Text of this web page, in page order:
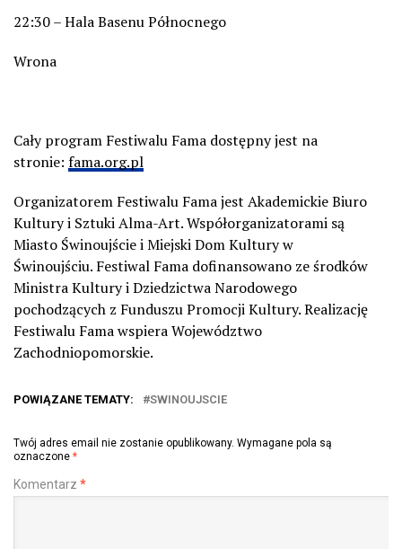
22:30 – Hala Basenu Północnego
Wrona
Cały program Festiwalu Fama dostępny jest na
stronie: fama.org.pl
Organizatorem Festiwalu Fama jest Akademickie Biuro
Kultury i Sztuki Alma-Art. Współorganizatorami są
Miasto Świnoujście i Miejski Dom Kultury w
Świnoujściu. Festiwal Fama dofinansowano ze środków
Ministra Kultury i Dziedzictwa Narodowego
pochodzących z Funduszu Promocji Kultury. Realizację
Festiwalu Fama wspiera Województwo
Zachodniopomorskie.
POWIĄZANE TEMATY: SWINOUJSCIE
Twój adres email nie zostanie opublikowany. Wymagane pola są
oznaczone *
Komentarz *